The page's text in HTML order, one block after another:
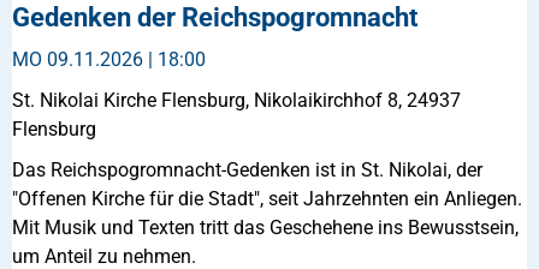
Gedenken der Reichspogromnacht
MO 09.11.2026 | 18:00
St. Nikolai Kirche Flensburg, Nikolaikirchhof 8, 24937
Flensburg
Das Reichspogromnacht-Gedenken ist in St. Nikolai, der
"Offenen Kirche für die Stadt", seit Jahrzehnten ein Anliegen.
Mit Musik und Texten tritt das Geschehene ins Bewusstsein,
um Anteil zu nehmen.